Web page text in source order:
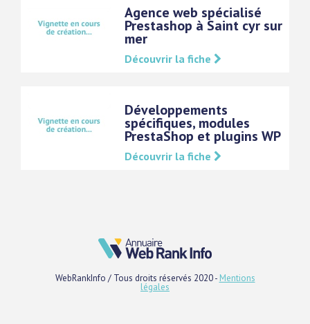
Agence web spécialisé
Prestashop à Saint cyr sur
mer
Découvrir la fiche
Développements
spécifiques, modules
PrestaShop et plugins WP
Découvrir la fiche
WebRankInfo / Tous droits réservés 2020 - Mentions
légales